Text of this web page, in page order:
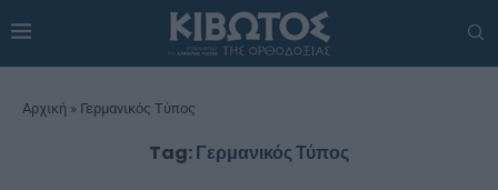
Αρχική » Γερμανικός Τύπος
Tag:Γερμανικός Τύπος